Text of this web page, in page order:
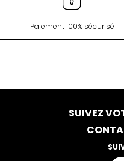
Paiement 100% sécurisé
SUIVEZ